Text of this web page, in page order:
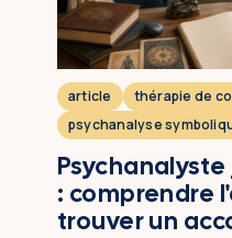
article
thérapie de
psychanalyse
: comprendre
trouver un